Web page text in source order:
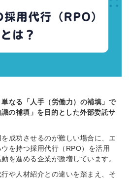
単なる「人手（労働力）の補填」で
の補填」を目的とした外部委託サ
成功させるのが難しい場合に、エ
を持つ採用代行（RPO）を活用
を進める企業が激増しています。
や人材紹介との違いを踏まえ、そ